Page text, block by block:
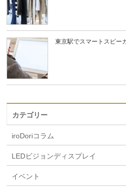
東京駅でスマートスピー
カテゴリー
iroDoriコラム
LEDビジョンディスプレイ
イベント